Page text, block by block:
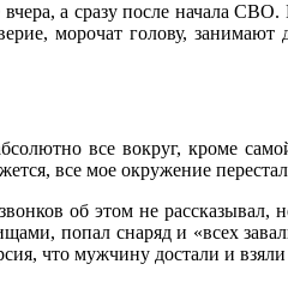
а сразу после начала
морочат голову, занимают
все вокруг, кроме
все мое окружение
об этом не
попал снаряд и «всех
что мужчину достали и